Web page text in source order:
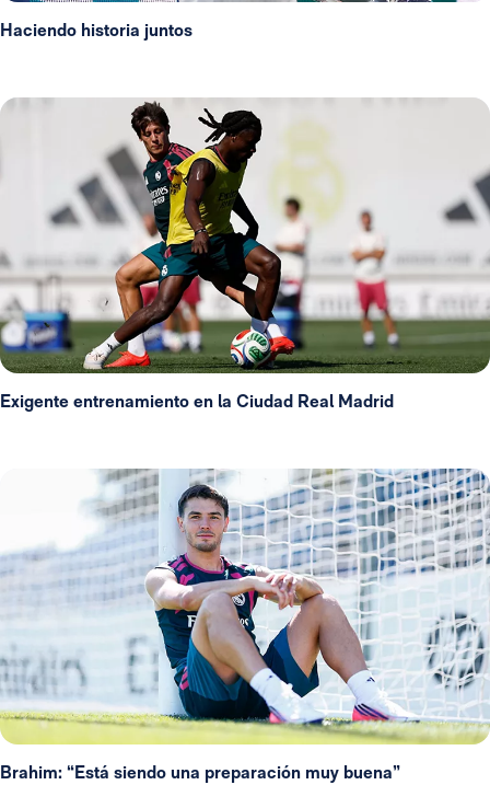
Haciendo historia juntos
Exigente entrenamiento en la Ciudad Real Madrid
Brahim: “Está siendo una preparación muy buena”